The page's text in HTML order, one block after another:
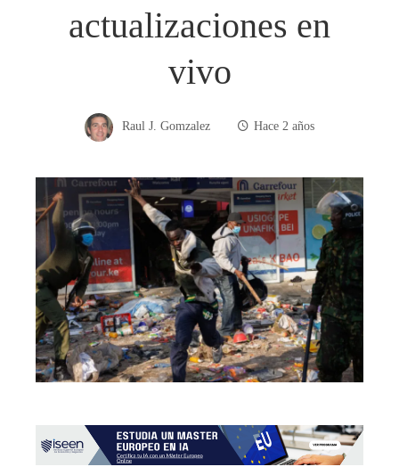
actualizaciones en
vivo
Raul J. Gomzalez Hace 2 años